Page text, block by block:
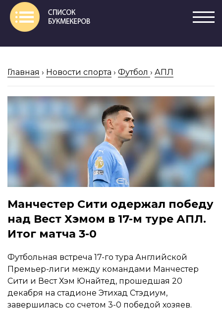
Главная › Новости спорта › Футбол › АПЛ
Манчестер Сити одержал победу
над Вест Хэмом в 17-м туре АПЛ.
Итог матча 3-0
Футбольная встреча 17-го тура Английской
Премьер-лиги между командами Манчестер
Сити и Вест Хэм Юнайтед, прошедшая 20
декабря на стадионе Этихад Стэдиум,
завершилась со счетом 3-0 победой хозяев.